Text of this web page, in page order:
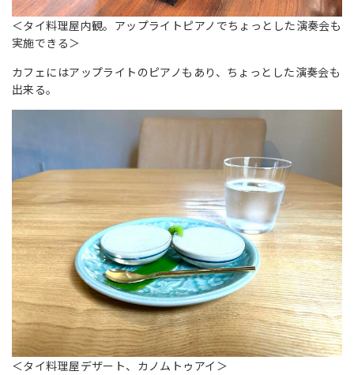
＜タイ料理屋内観。アップライトピアノでちょっとした演奏会も
実施できる＞
カフェにはアップライトのピアノもあり、ちょっとした演奏会も
出来る。
＜タイ料理屋デザート、カノムトゥアイ＞